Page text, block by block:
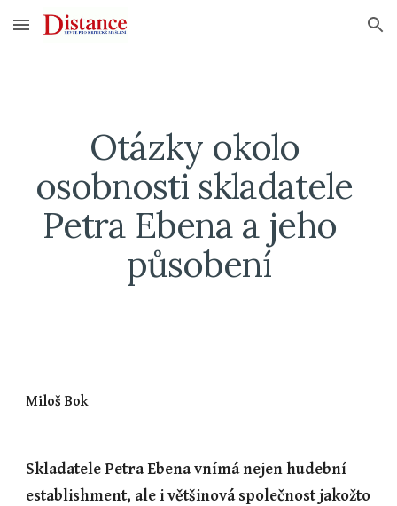
Skip to main content Skip to navigation
Otázky okolo
osobnosti skladatele
Petra Ebena a jeho
působení
Miloš Bok
Skladatele Petra Ebena vnímá nejen hudební
establishment, ale i většinová společnost jakožto